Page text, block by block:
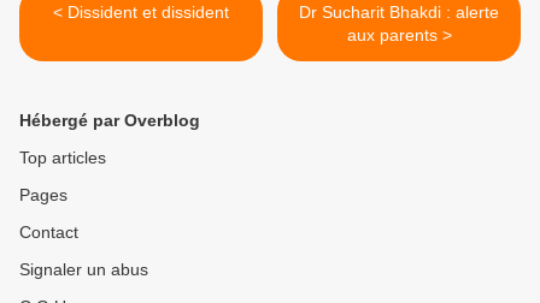
< Dissident et dissident
Dr Sucharit Bhakdi : alerte
aux parents >
Hébergé par Overblog
Top articles
Pages
Contact
Signaler un abus